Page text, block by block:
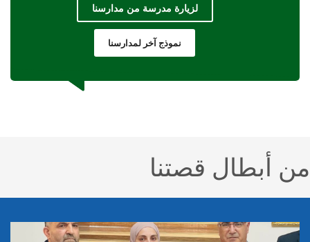
لزيارة مدرسة من مدارسنا
نموذج آخر لمدارسنا
من أبطال قصتنا